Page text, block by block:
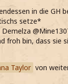
in die GH
setze*
froh bin, dass sie
Taylor von